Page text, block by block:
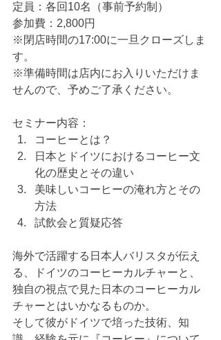
定員：各回10名（事前予約制）
参加費：2,800円
※閉店時間の17:00に一旦クローズしま
す。
※準備時間は店内にお入りいただけま
せんので、予めご了承ください。
セミナー内容：
コーヒーとは？
日本とドイツにおけるコーヒー文
化の歴史とその違い
美味しいコーヒーの淹れ方とその
方法
試飲会と質疑応答
海外で活躍する日本人バリスタが伝え
る、ドイツのコーヒーカルチャーと、
独自の視点で見た日本のコーヒーカル
チャーとはいかなるものか。
そして彼がドイツで培った技術、知